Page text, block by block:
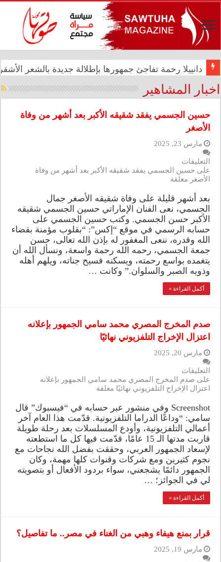
دانييلا رحمة تفاجئ جمهورها بإطلالة جديدة بالشعر الأشقر
رئيس الوزراء علي فالح الزيدي يترأس اجتماعاً مشتركاً في
اخبار المشاهير
حسين الجسمي يفقد شقيقه الأكبر بعد أشهر من وفاة
الأصغر
مارس 23, 2025
التعليقات
على حسين الجسمي يفقد شقيقه الأكبر بعد أشهر من وفاة
الأصغر مغلقة
بعد أشهر قليلة على وفاة شقيقه الأصغر جمال
الجسمي، نعى الفنان الإماراتي حسين الجسمي شقيقه
الأكبر حسن الجسمي. وكتب حسين الجسمي على
حسابه الرسمي في موقع “إكس”: “بقلوب مؤمنة بقضاء
الله وقدره، ننعى المغفور له بإذن الله تعالى، حسن
جمعة الجسمي، رحمه الله رحمة واسعة، ونسأل الله أن
يتغمده بواسع رحمته، ويسكنه فسيح جناته، ويلهم أهله
وذويه الصبر والسلوان.” وكانت …
أكمل القراءة »
صدم المخرج المصري محمد سامي الجمهور بإعلانه
اعتزال الإخراج التلفزيوني نهائيًا
مارس 20, 2025
التعليقات
على صدم المخرج المصري محمد سامي الجمهور بإعلانه
اعتزال الإخراج التلفزيوني نهائيًا مغلقة
Screenshot وفي منشور عبر حسابه في “فيسبوك” قال
سامي: “وداعًا الدراما التلفزيونية. قدّمت هذا العام آخر
أعمالي التلفزيونية، وأودع المسلسلات بعد رحلة طويلة
قاربت مدتها الـ 15 عامًا، قدّمت فيها كل ما استطعته
لإسعاد الجمهور العربي، وحققت بفضل الله نجاحات مع
نجوم كثيرين ومع شركات وقنوات كلها مهمة، وكان
الجمهور دائمًا يشجعني، سواء بردود الأفعال أو بتصويته
لي في الجوائز؛ …
أكمل القراءة »
قرار بمنع هيفاء وهبي من الغناء في مصر.. ما تفاصيل؟
مارس 19, 2025